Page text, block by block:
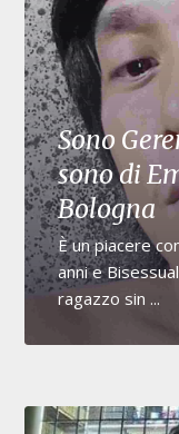
Sono
sono di
Bologna
È un piacere
anni e
ragazzo sin ...